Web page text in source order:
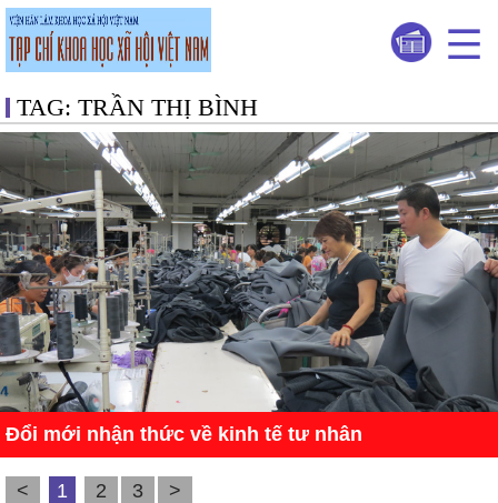
TAG: TRẦN THỊ BÌNH
Đổi mới nhận thức về kinh tế tư nhân
< 1 2 3 >